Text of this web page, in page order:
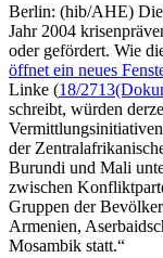
Berlin: (hib/AHE) Die
Jahr 2004
oder gefördert. Wie
öffnet ein neues
Linke (18/2713
schreibt, würden
der
Burundi und Mali
zwischen
Gruppen der
Armenien,
Mosambik statt.“